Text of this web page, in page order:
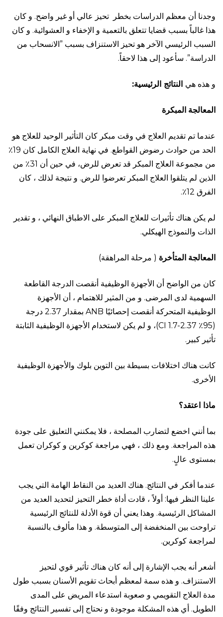
وجدنا أن معظم الدراسات بخطر تحيز عالي أو غير واضح. و كان
هذا غالباً بسبب قضايا تتعلق بالتعمية و الإخفاء و العشوائية. و كان
السبب الرئيسي الآخر هو تحيز الاستنزاف بسبب ”الانسحاب من
الدراسة”. سأعود إلى هذا لاحقاً.
و هذه هي النتائج الرئيسية:
المعالجة المبكرة
عندما تم تقديم العلاج في وقت مبكر كان التأثير الوحيد للعلاج هو
الحد من حوادث رضوض القواطع. في نهاية العلاج الكامل كان 19٪
من مجموعة العلاج المبكر قد تعرض للرض، في حين أن 31٪ من
الذين لم يتلقوا العلاج المبكر تعرضوا للرض. و نتيجة لذلك ، كان
الفرق 12٪.
لم يكن هناك تأثيرات للعلاج المبكر على الاطباق النهائي ، و تقدير
الذات والنموذج الهيكلي.
المعالجة المتأخرة ( مرحلة المراهقة)
كان من الواضح أن الأجهزة الوظيفية أنقصت الدرجة القاطعة
السهمية لدى المرضى. و من المثير للاهتمام ، أن الأجهزة
الوظيفية المتحركة أنقصت إحصائيًا ANB بمقدار 2.37 درجة
(95٪ CI 1.7-2.37)، و لم يكن لاستخدام الأجهزة الوظيفية الثابتة
تأثير كبير.
كانت هناك اختلافات بسيطة بين التوين بلوك والأجهزة الوظيفية
الأخرى.
ماذا اعتقد؟
بما أنني اخضع لتضارب المصلحة ، فلا يمكنني التعليق على جودة
هذه المراجعة. ومع ذلك ، فهي مراجعة كوكرين و كوكران تعمل
بمستوى عالٍ.
عندما أفكر في النتائج. هناك العديد من النقاط الهامة التي يجب
علينا النظر فيها: أولاً ، قادت أداة خطر التحيز لتحديد العديد من
المشاكل الرئيسية. وهذا يعني أن قوة الأدلة للنتائج الرئيسية
تراوحت بين المنخفضة إلى المتوسطة. و هذا مألوف بالنسبة
لمراجعة كوكرين.
أشعر أنه يجب الإشارة إلى أنه كان هناك تأثير قوي لتحيز
الاستنزاف. و هذه سمة لمعظم أبحاث تقويم الأسنان بسبب طول
مدة العلاج التقويمي و صعوبة استدعاء المريض على المدى
الطويل. أي هذه المشكلة موجودة و نحتاج إلى تفسير النتائج وفقًا